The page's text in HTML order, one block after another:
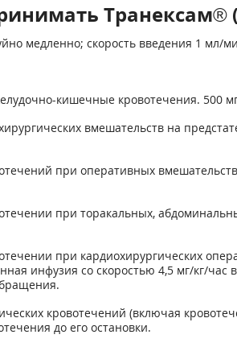
Транексам®
медленно; скорость введения 1 мл/
кишечные кровотечения. 500
вмешательств на
при оперативных
при торакальных,
при кардиохирургических
инфузия со скоростью 4,5 мг/кг/
кровотечений (включая
до его остановки.